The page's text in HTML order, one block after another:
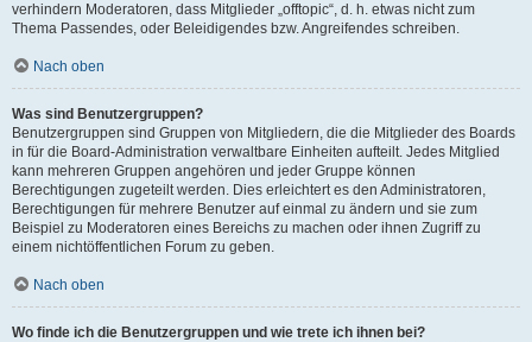
verhindern Moderatoren, dass Mitglieder „offtopic“, d. h. etwas nicht zum
Thema Passendes, oder Beleidigendes bzw. Angreifendes schreiben.
Nach oben
Was sind Benutzergruppen?
Benutzergruppen sind Gruppen von Mitgliedern, die die Mitglieder des Boards
in für die Board-Administration verwaltbare Einheiten aufteilt. Jedes Mitglied
kann mehreren Gruppen angehören und jeder Gruppe können
Berechtigungen zugeteilt werden. Dies erleichtert es den Administratoren,
Berechtigungen für mehrere Benutzer auf einmal zu ändern und sie zum
Beispiel zu Moderatoren eines Bereichs zu machen oder ihnen Zugriff zu
einem nichtöffentlichen Forum zu geben.
Nach oben
Wo finde ich die Benutzergruppen und wie trete ich ihnen bei?